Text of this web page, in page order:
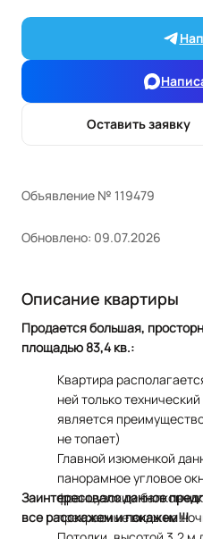
Оставить заявку
Объявление № 119479
Обновлено: 09.07.2026
Описание квартиры
Продается большая,
площадью 83,4 кв.:
Квартира
ней только
является
не топает)
Главной изюменкой
панорамное угловое
французским
прекрасные виды на
Заинтересовало данное
все расскажем и покажем!!!